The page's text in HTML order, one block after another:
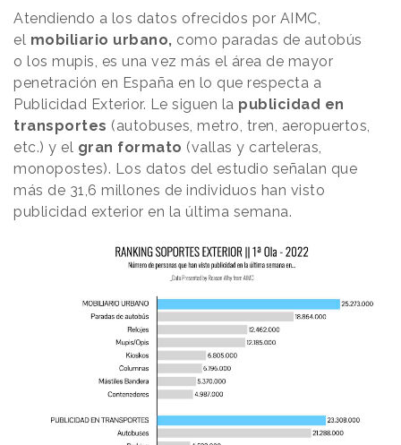
Atendiendo a los datos ofrecidos por AIMC,
el mobiliario urbano, como paradas de autobús
o los mupis, es una vez más el área de mayor
penetración en España en lo que respecta a
Publicidad Exterior. Le siguen la publicidad en
transportes (autobuses, metro, tren, aeropuertos,
etc.) y el gran formato (vallas y carteleras,
monopostes). Los datos del estudio señalan que
más de 31,6 millones de individuos han visto
publicidad exterior en la última semana.